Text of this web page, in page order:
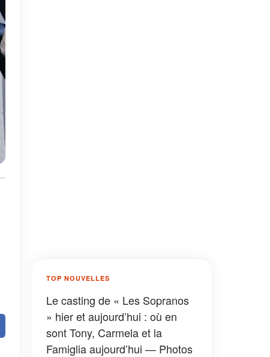
TOP NOUVELLES
Le casting de « Les Sopranos
» hier et aujourd’hui : où en
sont Tony, Carmela et la
Famiglia aujourd’hui — Photos